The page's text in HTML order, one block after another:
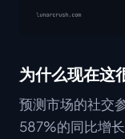
为什么现在这
预测市场的社交
587%的同比增